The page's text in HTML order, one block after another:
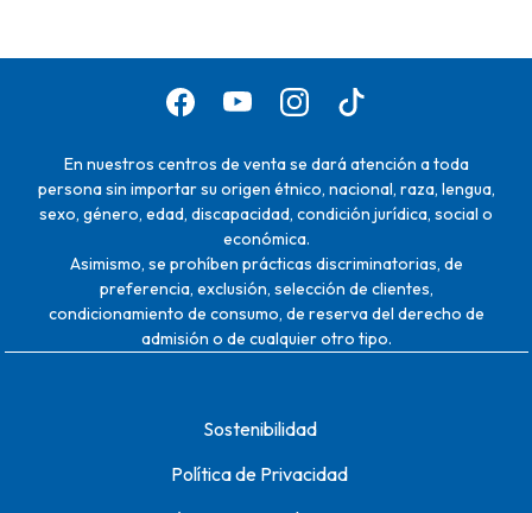
En nuestros centros de venta se dará atención a toda
persona sin importar su origen étnico, nacional, raza, lengua,
sexo, género, edad, discapacidad, condición jurídica, social o
económica.
Asimismo, se prohíben prácticas discriminatorias, de
preferencia, exclusión, selección de clientes,
condicionamiento de consumo, de reserva del derecho de
admisión o de cualquier otro tipo.
Sostenibilidad
Política de Privacidad